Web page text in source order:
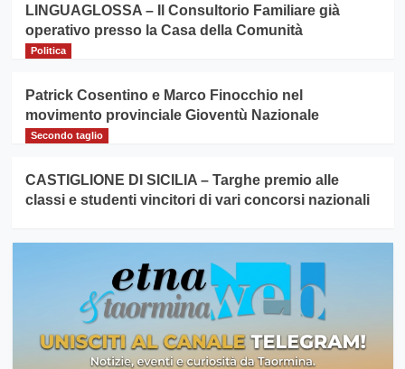
LINGUAGLOSSA – Il Consultorio Familiare già
operativo presso la Casa della Comunità
Politica
Patrick Cosentino e Marco Finocchio nel
movimento provinciale Gioventù Nazionale
Secondo taglio
CASTIGLIONE DI SICILIA – Targhe premio alle
classi e studenti vincitori di vari concorsi nazionali